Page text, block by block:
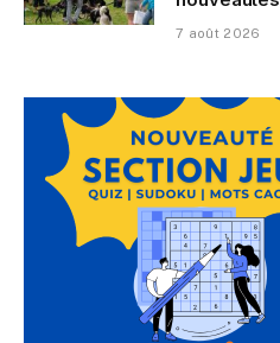
7 août 2026